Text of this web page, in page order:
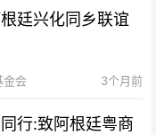
廷兴化同乡联谊
金会 3个月前
行:致阿根廷粤商